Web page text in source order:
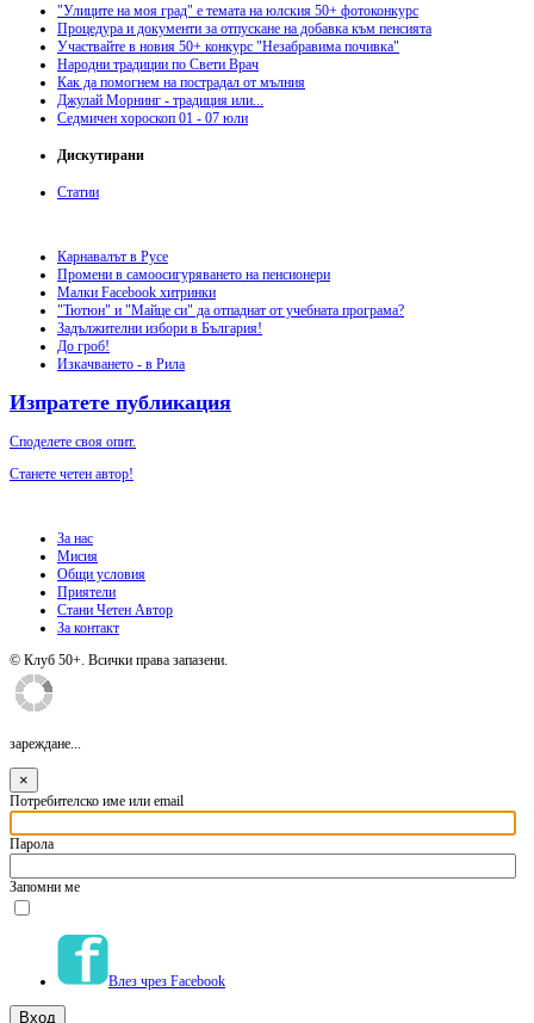
"Улиците на моя град" е темата на юлския 50+ фотоконкурс
Процедура и документи за отпускане на добавка към пенсията
Участвайте в новия 50+ конкурс "Незабравима почивка"
Народни традиции по Свети Врач
Как да помогнем на пострадал от мълния
Джулай Морнинг - традиция или...
Седмичен хороскоп 01 - 07 юли
Дискутирани
Статии
Карнавалът в Русе
Промени в самоосигуряването на пенсионери
Малки Facebook хитринки
"Тютюн" и "Майце си" да отпаднат от учебната програма?
Задължителни избори в България!
До гроб!
Изкачването - в Рила
Изпратете публикация
Споделете своя опит.
Станете четен автор!
За нас
Мисия
Общи условия
Приятели
Стани Четен Автор
За контакт
© Клуб 50+. Всички права запазени.
зареждане...
×
Потребителско име или email
Парола
Запомни ме
Влез чрез Facebook